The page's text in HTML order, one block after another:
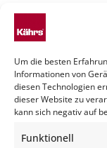
Um die besten
Informationen von
diesen Technologien
dieser Website zu
kann sich negativ auf
Funktionell